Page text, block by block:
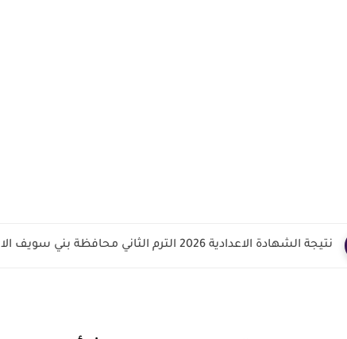
نتيجة الشهادة الاعدادية 2026 الترم الثاني محافظة بني سويف الان...